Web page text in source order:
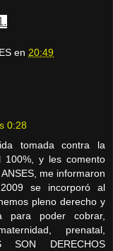
en 20:49
0:28
tomada contra la
100%, y les comento
me informaron
se incorporó al
pleno derecho y
para poder cobrar,
prenatal,
SON DERECHOS